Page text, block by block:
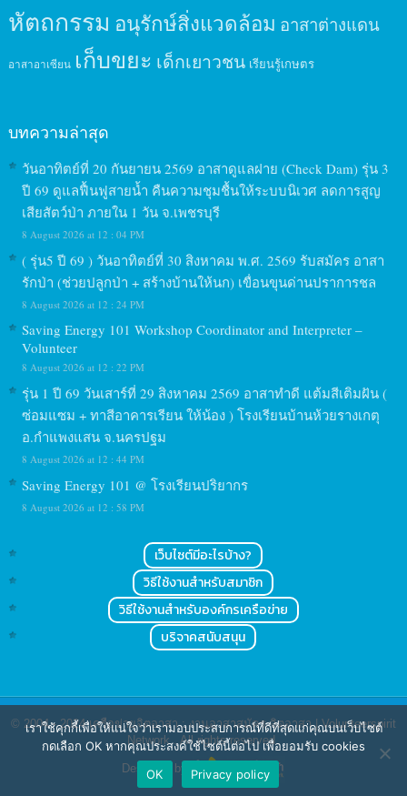
หัตถกรรม อนุรักษ์สิ่งแวดล้อม อาสาต่างแดน
อาสาอาเซียน เก็บขยะ เด็กเยาวชน เรียนรู้เกษตร
บทความล่าสุด
วันอาทิตย์ที่ 20 กันยายน 2569 อาสาดูแลฝาย (Check Dam) รุ่น 3
ปี 69 ดูแลฟื้นฟูสายน้ำ คืนความชุมชื้นให้ระบบนิเวศ ลดการสูญ
เสียสัตว์ป่า ภายใน 1 วัน จ.เพชรบุรี
8 August 2026 at 12 : 04 PM
( รุ่น5 ปี 69 ) วันอาทิตย์ที่ 30 สิงหาคม พ.ศ. 2569 รับสมัคร อาสา
รักป่า (ช่วยปลูกป่า + สร้างบ้านให้นก) เขื่อนขุนด่านปราการชล
8 August 2026 at 12 : 24 PM
Saving Energy 101 Workshop Coordinator and Interpreter –
Volunteer
8 August 2026 at 12 : 22 PM
รุ่น 1 ปี 69 วันเสาร์ที่ 29 สิงหาคม 2569 อาสาทำดี แต้มสีเติมฝัน (
ซ่อมแซม + ทาสีอาคารเรียน ให้น้อง ) โรงเรียนบ้านห้วยรางเกตุ
อ.กำแพงแสน จ.นครปฐม
8 August 2026 at 12 : 44 PM
Saving Energy 101 @ โรงเรียนปริยากร
8 August 2026 at 12 : 58 PM
เว็บไซต์มีอะไรบ้าง?
วิธีใช้งานสำหรับสมาชิก
วิธีใช้งานสำหรับองค์กรเครือข่าย
บริจาคสนับสนุน
© 2004 - 2024เครือข่ายจิตอาสา : งานอาสาสมัคร จิตอาสา | Volunteerspirit
Network. All rights reserved.
Designed by
เราใช้คุกกี้เพื่อให้แน่ใจว่าเรามอบประสบการณ์ที่ดีที่สุดแก่คุณบนเว็บไซต์
กดเลือก OK หากคุณประสงค์ใช้ไซต์นี้ต่อไป เพื่อยอมรับ cookies
OK
Privacy policy